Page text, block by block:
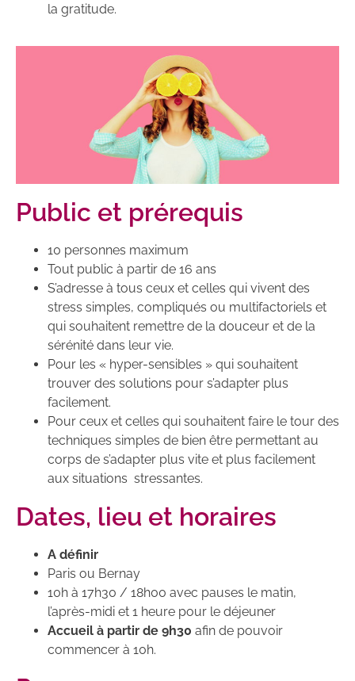
la gratitude.
Public et prérequis
10 personnes maximum
Tout public à partir de 16 ans
S’adresse à tous ceux et celles qui vivent des
stress simples, compliqués ou multifactoriels et
qui souhaitent remettre de la douceur et de la
sérénité dans leur vie.
Pour les « hyper-sensibles » qui souhaitent
trouver des solutions pour s’adapter plus
facilement.
Pour ceux et celles qui souhaitent faire le tour des
techniques simples de bien être permettant au
corps de s’adapter plus vite et plus facilement
aux situations stressantes.
Dates, lieu et horaires
A définir
Paris ou Bernay
10h à 17h30 / 18h00 avec pauses le matin,
l’après-midi et 1 heure pour le déjeuner
Accueil à partir de 9h30 afin de pouvoir
commencer à 10h.